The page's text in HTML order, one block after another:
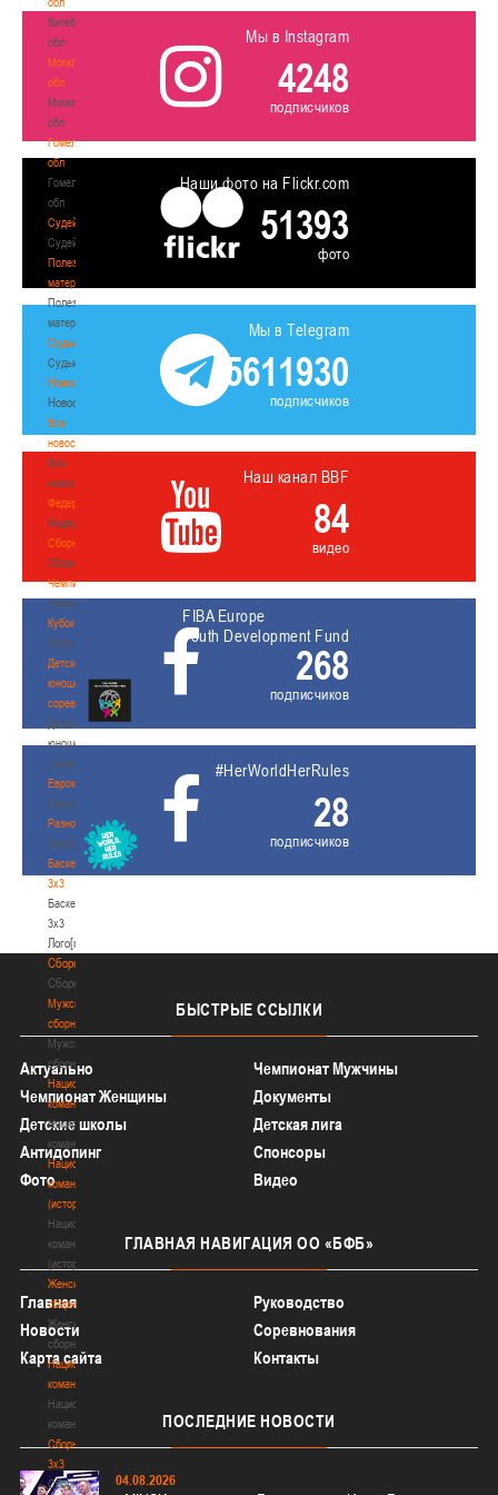
Витебская
обл
Могилевская
обл
Могилевская
обл
Гомельская
обл
Гомельская
обл
Судейство
Судейство
Полезные
материалы
Полезные
материалы
Судьи
Судьи
Новости
Новости
Все
новости
Все
новости
Федерация
Федерация
Сборные
Сборные
Чемпионат
Чемпионат
Кубок
Кубок
Детско-
юношеские
соревнования
Детско-
юношеские
соревнования
Еврокубки
Еврокубки
Разное
Разное
Баскетбол
3х3
Баскетбол
3х3
Лого[modid=121]
Сборные
Сборные
Мужские
сборные
Мужские
сборные
Национальная
команда
Национальная
команда
Национальная
команда
(история)
Национальная
команда
(история)
Женские
сборные
Женские
сборные
Национальная
команда
Национальная
команда
Сборные
3х3
Сборные
Мы в Instagram
4248
подписчиков
Наши фото на Flickr.com
51393
фото
Мы в Telegram
5611930
подписчиков
Наш канал BBF
84
видео
FIBA Europe
Youth Development Fund
268
подписчиков
#HerWorldHerRules
28
подписчиков
БЫСТРЫЕ ССЫЛКИ
Актуально
Чемпионат Мужчины
Чемпионат Женщины
Документы
Детские школы
Детская лига
Антидопинг
Спонсоры
Фото
Видео
ГЛАВНАЯ НАВИГАЦИЯ ОО «БФБ»
Главная
Руководство
Новости
Соревнования
Карта сайта
Контакты
ПОСЛЕДНИЕ НОВОСТИ
04.08.2026